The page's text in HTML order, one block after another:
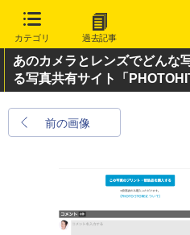
カテゴリ 過去記事
あのカメラとレンズでどん
る写真共有サイト「
前の画像